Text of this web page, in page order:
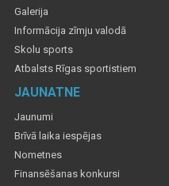
Galerija
Informācija zīmju valodā
Skolu sports
Atbalsts Rīgas sportistiem
JAUNATNE
Jaunumi
Brīvā laika iespējas
Nometnes
Finansēšanas konkursi